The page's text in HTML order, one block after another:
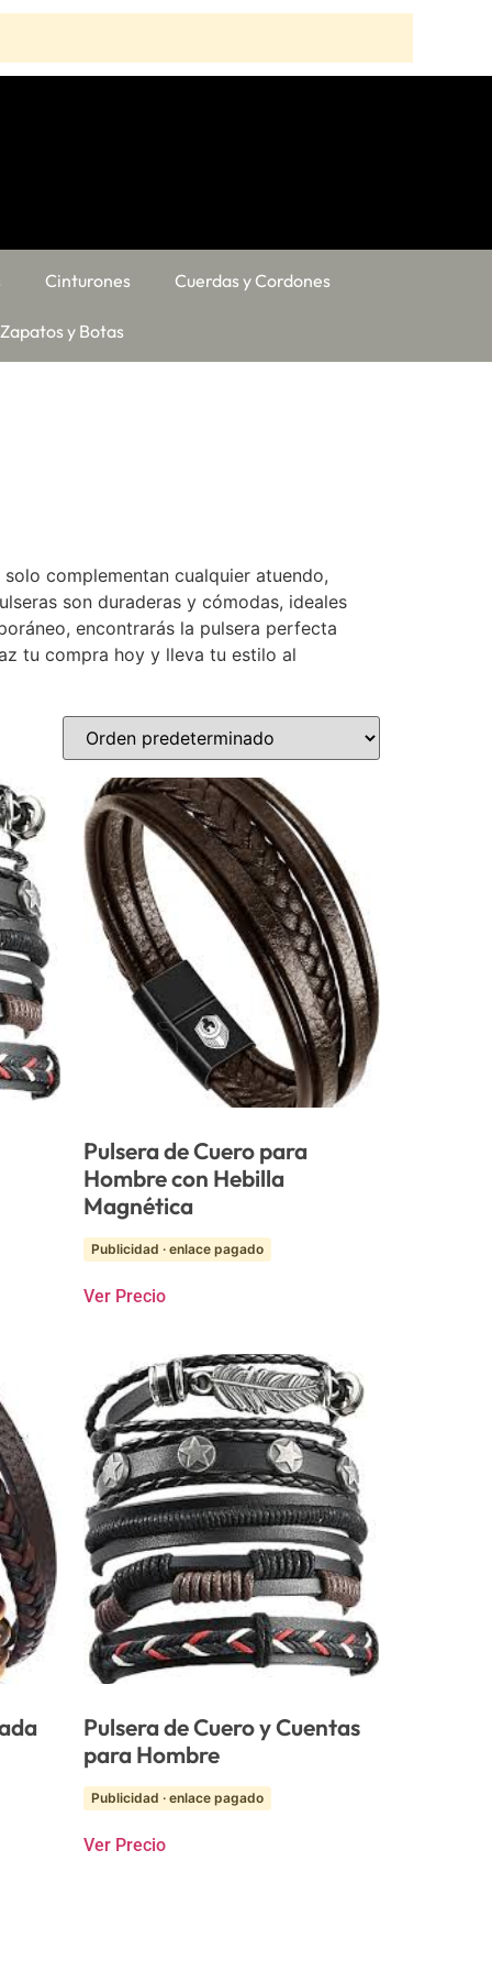
Cinturones Cuerdas y Cordones
Zapatos y Botas
complementan cualquier atuendo,
son duraderas y cómodas, ideales
encontrarás la pulsera perfecta
tu compra hoy y lleva tu estilo al
Pulsera de Cuero para
Hombre con Hebilla
Magnética
Publicidad · enlace pagado
Ver Precio
Pulsera de Cuero y Cuentas
para Hombre
Publicidad · enlace pagado
Ver Precio